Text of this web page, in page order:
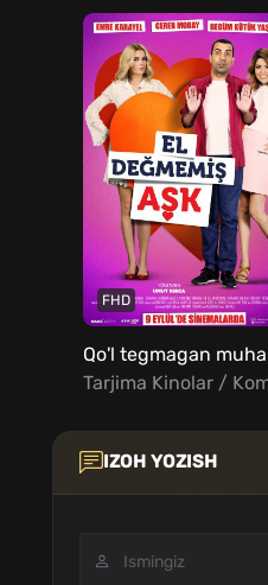
FHD
IZOH YOZISH